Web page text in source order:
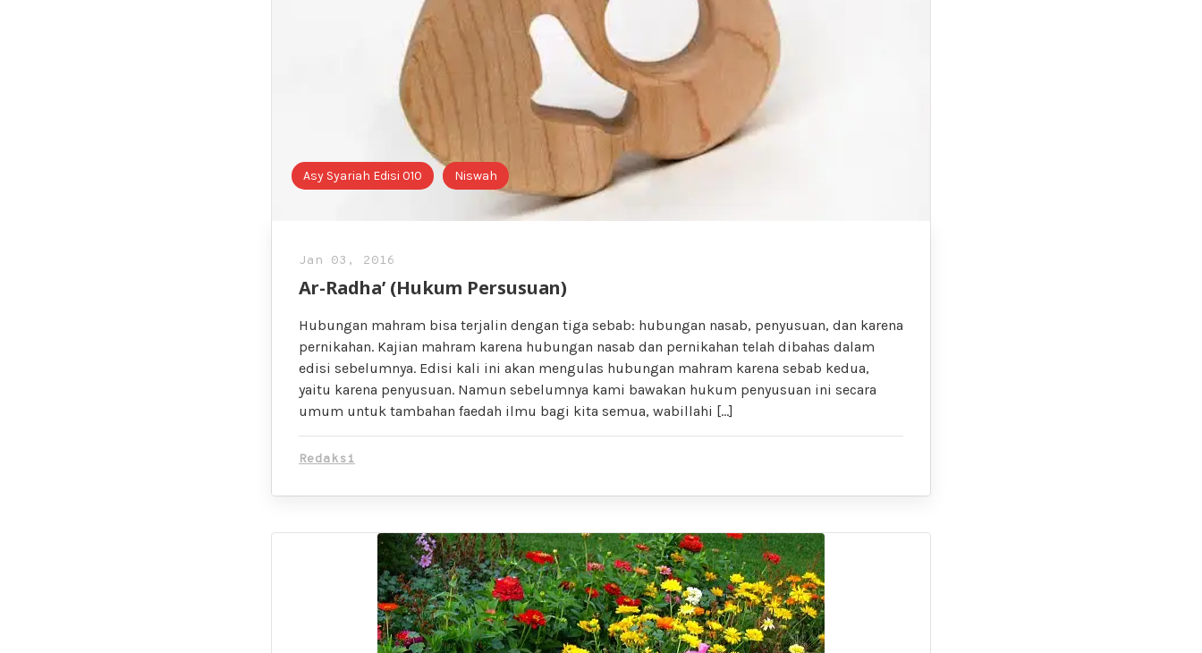
Asy Syariah Edisi 010 Niswah
Jan 03, 2016
Ar-Radha’ (Hukum Persusuan)
Hubungan mahram bisa terjalin dengan tiga sebab: hubungan nasab, penyusuan, dan karena
pernikahan. Kajian mahram karena hubungan nasab dan pernikahan telah dibahas dalam
edisi sebelumnya. Edisi kali ini akan mengulas hubungan mahram karena sebab kedua,
yaitu karena penyusuan. Namun sebelumnya kami bawakan hukum penyusuan ini secara
umum untuk tambahan faedah ilmu bagi kita semua, wabillahi […]
Redaksi